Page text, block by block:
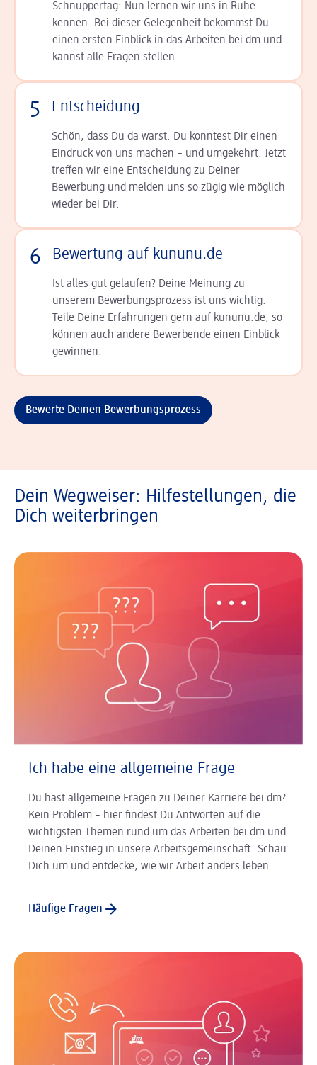
Schnup­per­tag: Nun lernen wir uns in Ruhe
kennen. Bei dieser Gelegenheit bekommst Du
einen ersten Einblick in das Arbeiten bei dm und
kannst alle Fragen stellen.
5 Entscheidung
Schön, dass Du da warst. Du konntest Dir einen
Ein­druck von uns machen – und umgekehrt. Jetzt
tref­fen wir eine Entscheidung zu Deiner
Bewerbung und melden uns so zügig wie möglich
wieder bei Dir.
6 Bewertung auf kununu.de
Ist alles gut gelaufen? Deine Meinung zu
unserem Bewerbungsprozess ist uns wichtig.
Teile Deine Erfahrungen gern auf kununu.de, so
können auch andere Bewerbende einen Einblick
gewinnen.
Bewerte Deinen Bewerbungsprozess
Dein Wegweiser: Hilfestellungen, die
Dich weiterbringen
Ich habe eine allgemeine Frage
Du hast allgemeine Fragen zu Deiner Karriere bei dm?
Kein Problem – hier findest Du Antworten auf die
wichtigsten Themen rund um das Arbeiten bei dm und
Deinen Einstieg in unsere Arbeitsgemeinschaft. Schau
Dich um und entdecke, wie wir Arbeit anders leben.
Häufige Fragen